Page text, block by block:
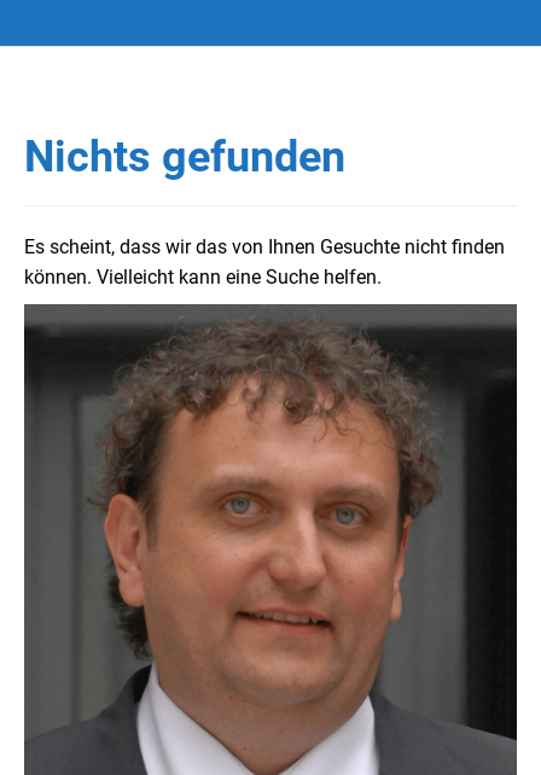
Nichts gefunden
Es scheint, dass wir das von Ihnen Gesuchte nicht finden
können. Vielleicht kann eine Suche helfen.